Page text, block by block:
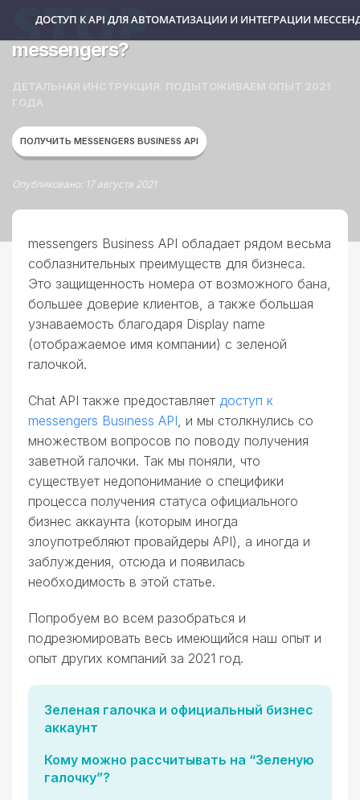
ДОСТУП К API ДЛЯ АВТОМАТИЗАЦИИ И ИНТЕГРАЦИИ
Как получить зелёную галочку в
messengers?
ДЕТАЛЬНАЯ ИНСТРУКЦИЯ. ПОДЫТОЖИВАЕМ ОПЫТ 2021
ГОДА
ПОЛУЧИТЬ MESSENGERS BUSINESS API
Опубликовано: 17 августа 2021
messengers Business API обладает рядом весьма
соблазнительных преимуществ для бизнеса.
Это защищенность номера от возможного бана,
большее доверие клиентов, а также большая
узнаваемость благодаря Display name
(отображаемое имя компании) с зеленой
галочкой.
Сhat API также предоставляет доступ к
messengers Business API, и мы столкнулись со
множеством вопросов по поводу получения
заветной галочки. Так мы поняли, что
существует недопонимание о специфики
процесса получения статуса официального
бизнес аккаунта (которым иногда
злоупотребляют провайдеры API), а иногда и
заблуждения, отсюда и появилась
необходимость в этой статье.
Попробуем во всем разобраться и
подрезюмировать весь имеющийся наш опыт и
опыт других компаний за 2021 год.
Зеленая галочка и официальный бизнес
аккаунт
Кому можно рассчитывать на “Зеленую
галочку”?